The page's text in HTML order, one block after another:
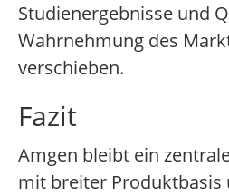
Studienergebnisse und
Wahrnehmung des
verschieben.
Fazit
Amgen bleibt ein
mit breiter Produktbasis